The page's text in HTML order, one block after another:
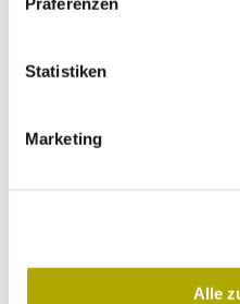
Statistiken
Marketing
Alle
Wähle die Newsletter
Neues aus dem
Hintergründe zu